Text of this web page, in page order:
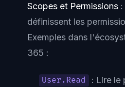
Scopes et Permissions
définissent les
Exemples dans
365 :
User.Read
: Lire le